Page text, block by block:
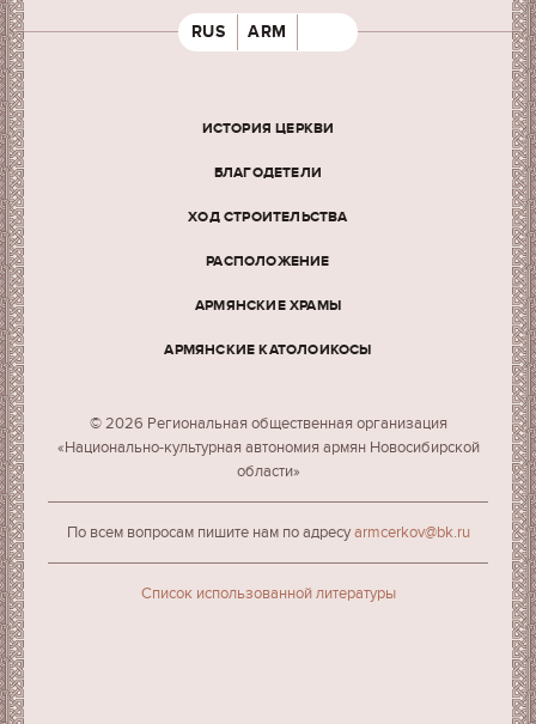
RUS ARM
ИСТОРИЯ ЦЕРКВИ
БЛАГОДЕТЕЛИ
ХОД СТРОИТЕЛЬСТВА
РАСПОЛОЖЕНИЕ
АРМЯНСКИЕ ХРАМЫ
АРМЯНСКИЕ КАТОЛОИКОСЫ
© 2026 Региональная общественная организация
«Национально-культурная автономия армян Новосибирской
области»
По всем вопросам пишите нам по адресуarmcerkov@bk.ru
Cписок использованной литературы